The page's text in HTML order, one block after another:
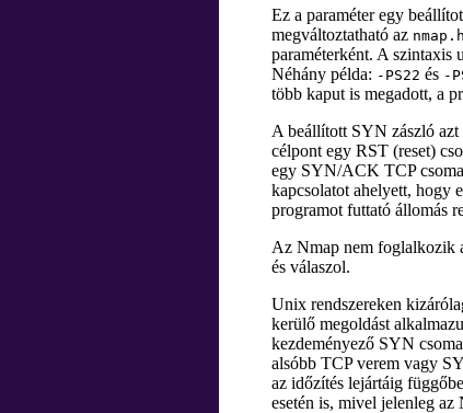
Ez a paraméter egy
megváltoztatható az nmap.h
paraméterként. A szintaxis
Néhány példa: -PS22 és -
több kaput is megadott, a
A beállított SYN zászló azt
célpont egy RST (reset)
egy SYN/ACK TCP
kapcsolatot ahelyett, hogy
programot futtató állomás
Az Nmap nem foglalkozik
és válaszol.
Unix rendszereken
kerülő megoldást
kezdeményező SYN
alsóbb TCP verem vagy
az időzítés lejártáig
esetén is, mivel jelenleg az